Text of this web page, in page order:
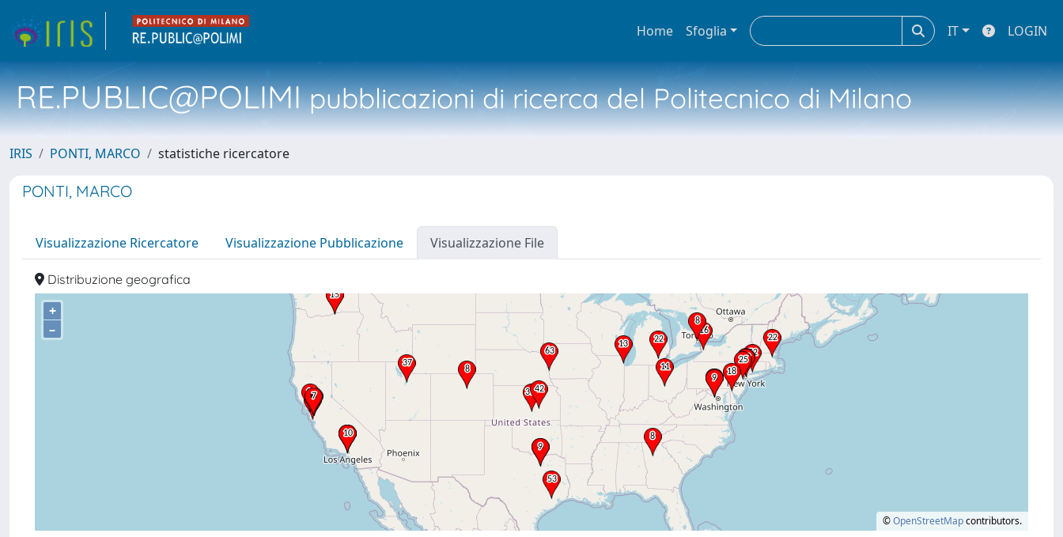
Home Sfoglia IT LOGIN
RE.PUBLIC@POLIMIpubblicazioni di ricerca del Politecnico di Milano
IRIS PONTI, MARCO statistiche ricercatore
PONTI, MARCO
Visualizzazione Ricercatore Visualizzazione Pubblicazione Visualizzazione File
Distribuzione geografica
+
–
©OpenStreetMapcontributors.